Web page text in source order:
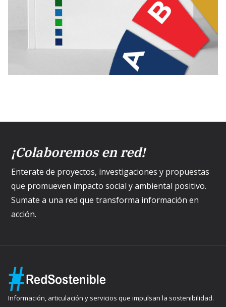
¡Colaboremos en red!
Enterate de proyectos, investigaciones y propuestas
que promueven impacto social y ambiental positivo.
Sumate a una red que transforma información en
acción.
Información, articulación y servicios que impulsan la sostenibilidad.